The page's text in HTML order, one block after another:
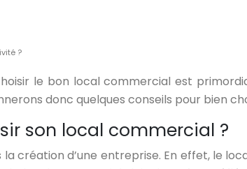
?
le bon local commercial est
donc quelques conseils pour bien
son local commercial ?
création d’une entreprise. En effet, le